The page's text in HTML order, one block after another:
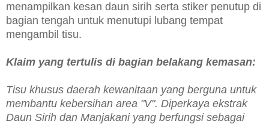
menampilkan kesan daun sirih serta stiker penutup di
bagian tengah untuk menutupi lubang tempat
mengambil tisu.
Klaim yang tertulis di bagian belakang kemasan:
Tisu khusus daerah kewanitaan yang berguna untuk
membantu kebersihan area "V". Diperkaya ekstrak
Daun Sirih dan Manjakani yang berfungsi sebagai